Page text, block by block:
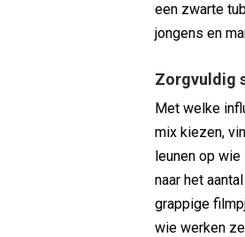
een zwarte
jongens en
Zorgvuldig
Met welke
mix kiezen,
leunen op
naar het
grappige
wie werken